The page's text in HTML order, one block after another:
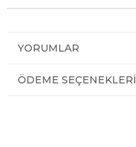
YORUMLAR
ÖDEME SEÇENEKLERI